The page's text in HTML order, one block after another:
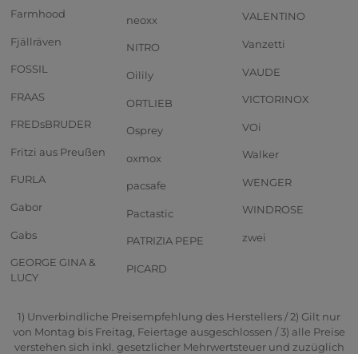
Farmhood
Fjällräven
FOSSIL
FRAAS
FREDsBRUDER
Fritzi aus Preußen
FURLA
Gabor
Gabs
GEORGE GINA &
LUCY
neoxx
NITRO
Oilily
ORTLIEB
Osprey
oxmox
pacsafe
Pactastic
PATRIZIA PEPE
PICARD
VALENTINO
Vanzetti
VAUDE
VICTORINOX
VOi
Walker
WENGER
WINDROSE
zwei
1) Unverbindliche Preisempfehlung des Herstellers / 2) Gilt nur
von Montag bis Freitag, Feiertage ausgeschlossen / 3) alle Preise
verstehen sich inkl. gesetzlicher Mehrwertsteuer und zuzüglich